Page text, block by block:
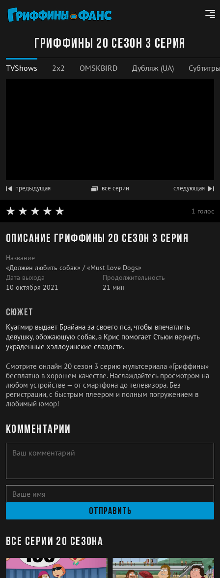
Гриффины 20 сезон 3 серия
TVShows 2x2 OMSKBIRD Дубляж (UA)
предыдущая все серии следующая
1 голос
Описание Гриффины 20 сезон 3 серия
Название
«Должен любить собак» / «Must Love Dogs»
Дата выхода
10 октября 2021
Продолжительность
21 мин
Сюжет
Куагмир выдаёт Брайана за своего пса, чтобы впечатлить
девушку, обожающую собак, а Крис помогает Стьюи вернуть
украденные хэллоуинские сладости.
Смотрите онлайн 20 сезон 3 серию мультсериала «Гриффины»
бесплатно в хорошем качестве. Наслаждайтесь просмотром на
любом устройстве — от смартфона до телевизора. Без
регистрации, с быстрым плеером и полным погружением в
любимый юмор!
Комментарии
Отправить
Все серии 20 сезона